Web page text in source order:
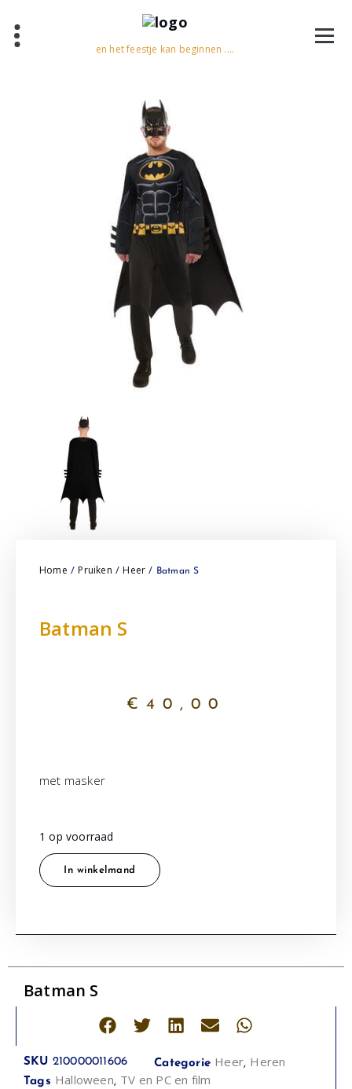
en het feestje kan beginnen ....
Home / Pruiken / Heer / Batman S
Batman S
€ 40,00
met masker
1 op voorraad
In winkelmand
Batman S
SKU 210000011606 Categorie Heer, Heren
Tags Halloween, TV en PC en film